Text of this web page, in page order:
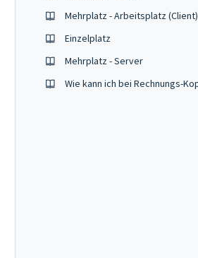
Mehrplatz - Arbeitsplatz (Client)
Einzelplatz
Mehrplatz - Server